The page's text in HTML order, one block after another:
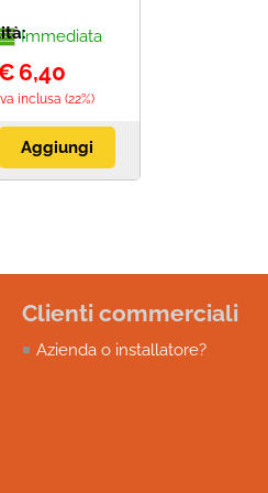
Immediata
6,40
inclusa (22%)
Clienti commerciali
Azienda o installatore?